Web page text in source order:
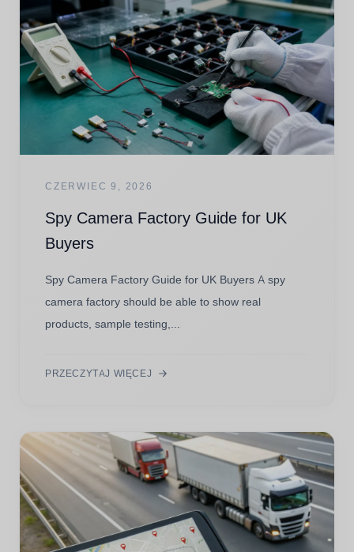
CZERWIEC 9, 2026
Spy Camera Factory Guide for UK
Buyers
Spy Camera Factory Guide for UK Buyers A spy
camera factory should be able to show real
products, sample testing,...
PRZECZYTAJ WIĘCEJ